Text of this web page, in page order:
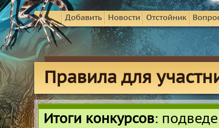
Добавить Новости Отстойник
Правила для
Итоги конкурсов: